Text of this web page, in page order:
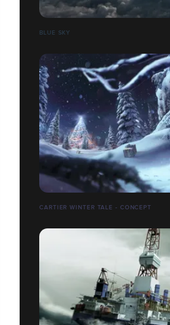
BLUE SKY
CARTIER WINTER TALE - CONCEPT